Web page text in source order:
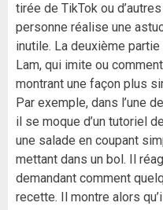
tirée de TikTok ou
personne réalise une
inutile. La deuxième
Lam, qui imite ou
montrant une façon plus
Par exemple, dans l’une
il se moque d’un tutoriel
une salade en coupant
mettant dans un bol. Il
demandant comment
recette. Il montre alors